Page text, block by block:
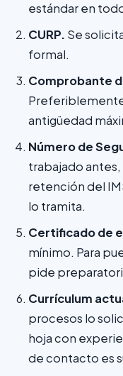
estándar en
CURP. Se
formal.
Comprobante
antigüedad
Número de
trabajado
retención del
lo tramita.
Certificado de
mínimo. Para
pide
Currículum
procesos lo
hoja con
de contacto es